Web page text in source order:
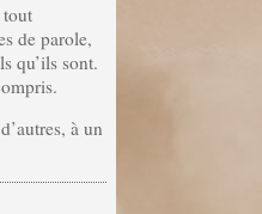
tout
de parole,
qu’ils sont.
à un